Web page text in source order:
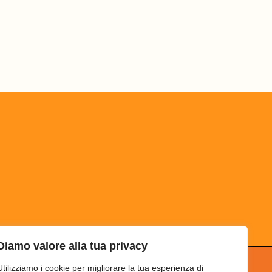
valore alla tua privacy
i cookie per migliorare la tua esperienza di